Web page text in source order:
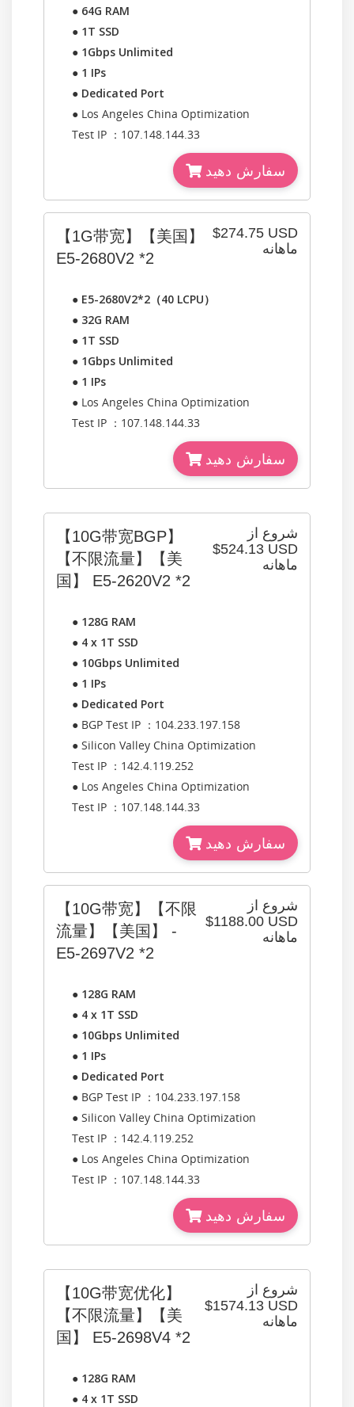
● 64G RAM
● 1T SSD
● 1Gbps Unlimited
● 1 IPs
● Dedicated Port
● Los Angeles China Optimization
Test IP ：107.148.144.33
سفارش دهید
$274.75 USD
ماهانه
【1G带宽】【美国】
E5-2680V2 *2
● E5-2680V2*2（40 LCPU）
● 32G RAM
● 1T SSD
● 1Gbps Unlimited
● 1 IPs
● Los Angeles China Optimization
Test IP ：107.148.144.33
سفارش دهید
شروع از
$524.13 USD
ماهانه
【10G带宽BGP】
【不限流量】【美
国】 E5-2620V2 *2
● 128G RAM
● 4 x 1T SSD
● 10Gbps Unlimited
● 1 IPs
● Dedicated Port
● BGP Test IP ：104.233.197.158
● Silicon Valley China Optimization
Test IP ：142.4.119.252
● Los Angeles China Optimization
Test IP ：107.148.144.33
سفارش دهید
شروع از
$1188.00 USD
ماهانه
【10G带宽】【不限
流量】【美国】 -
E5-2697V2 *2
● 128G RAM
● 4 x 1T SSD
● 10Gbps Unlimited
● 1 IPs
● Dedicated Port
● BGP Test IP ：104.233.197.158
● Silicon Valley China Optimization
Test IP ：142.4.119.252
● Los Angeles China Optimization
Test IP ：107.148.144.33
سفارش دهید
شروع از
$1574.13 USD
ماهانه
【10G带宽优化】
【不限流量】【美
国】 E5-2698V4 *2
● 128G RAM
● 4 x 1T SSD